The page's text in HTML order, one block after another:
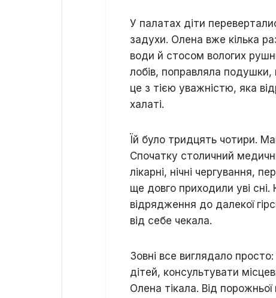
У палатах діти
задухи. Олена вже кілька
води й стосом вологих
лобів, поправляла
це з тією уважністю, яка
халаті.
Їй було тридцять чотири.
Спочатку столичний
лікарні, нічні чергування,
ще довго приходили уві сні.
відрядження до далекої
від себе чекала.
Зовні все виглядало
дітей, консультувати
Олена тікала. Від